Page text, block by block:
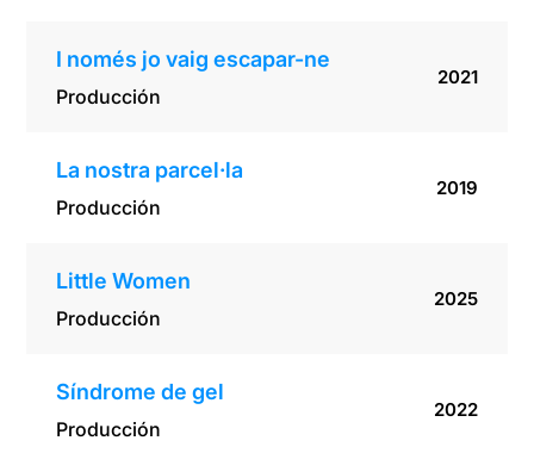
I només jo vaig escapar-ne
Producción
2021
La nostra parcel·la
Producción
2019
Little Women
Producción
2025
Síndrome de gel
Producción
2022